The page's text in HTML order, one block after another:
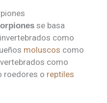
se basa
como
moluscos como
como
roedores o reptiles